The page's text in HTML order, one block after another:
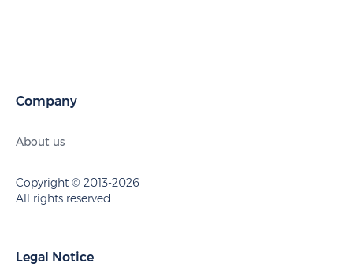
Company
About us
Copyright © 2013-2026
All rights reserved.
Legal Notice